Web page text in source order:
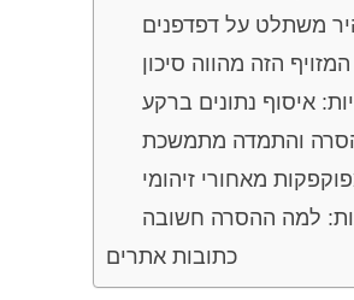
משתלט על דפדפנים
הזה מהווה סיכון
איסוף נתונים ברקע
והתמדה מתמשכת
למה ההסרה חשובה
כתובות אתרים